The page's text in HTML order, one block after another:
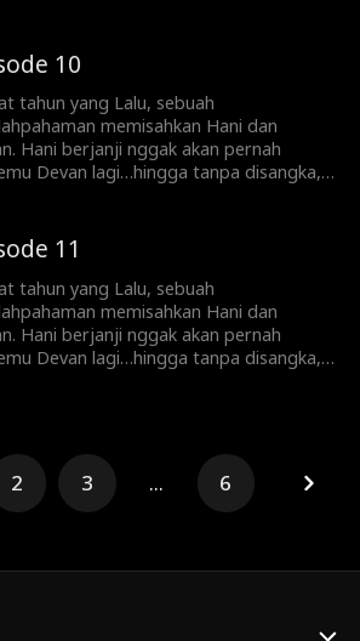
berdua nggak tahu itu!
10
tahun yang Lalu, sebuah
memisahkan Hani dan
Hani berjanji nggak akan pernah
Devan lagi…hingga tanpa disangka,
berdua nggak tahu itu!
11
tahun yang Lalu, sebuah
memisahkan Hani dan
Hani berjanji nggak akan pernah
Devan lagi…hingga tanpa disangka,
2 3 ... 6